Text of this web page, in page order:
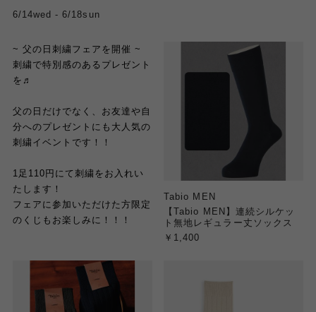
6/14wed - 6/18sun
~ 父の日刺繍フェアを開催 ~
刺繍で特別感のあるプレゼント
を♬
父の日だけでなく、お友達や自
分へのプレゼントにも大人気の
刺繍イベントです！！
1足110円にて刺繍をお入れい
たします！
フェアに参加いただけた方限定
のくじもお楽しみに！！！
Tabio MEN
【Tabio MEN】連続シルケッ
ト無地レギュラー丈ソックス
￥1,400